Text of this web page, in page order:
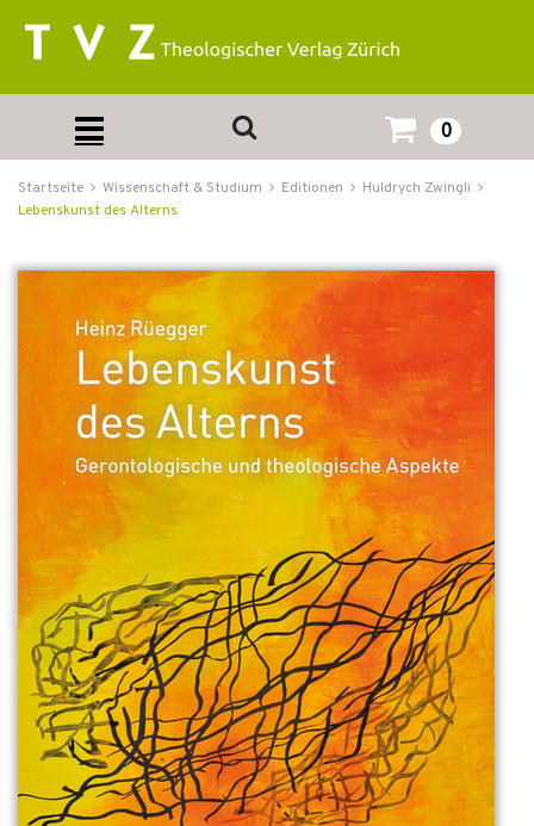
0
Startseite Wissenschaft & Studium Editionen
Huldrych Zwingli
Lebenskunst des Alterns